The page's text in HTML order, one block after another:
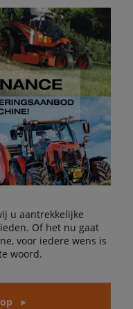
u aantrekkelijke
Of het nu gaat
voor iedere wens is
woord.